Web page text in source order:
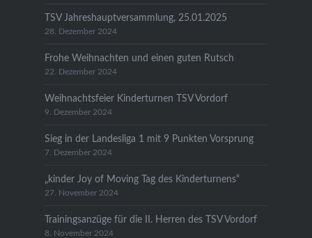
TSV Jahreshauptversammlung, 25.01.2025
28. Dezember 2024
Frohe Weihnachten und einen guten Rutsch
22. Dezember 2024
Weihnachtsfeier Kinderturnen TSV Vordorf
9. Dezember 2024
Sieg in der Landesliga 1 mit 9 Punkten Vorsprung
7. Dezember 2024
„kinder Joy of Moving Tag des Kinderturnens“
27. November 2024
Trainingsanzüge für die II. Herren des TSV Vordorf
8. November 2024